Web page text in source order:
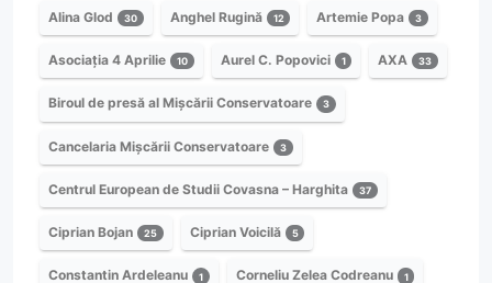
Alina Glod 30 Anghel Rugină 12 Artemie Popa 3
Asociația 4 Aprilie 10 Aurel C. Popovici 1 AXA 33
Biroul de presă al Mișcării Conservatoare 3
Cancelaria Mișcării Conservatoare 3
Centrul European de Studii Covasna – Harghita 37
Ciprian Bojan 25 Ciprian Voicilă 5
Constantin Ardeleanu 1 Corneliu Zelea Codreanu 1